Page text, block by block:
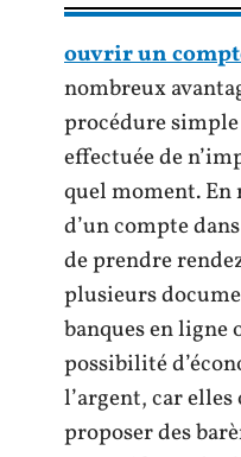
ouvrir un
nombreux
procédure
effectuée de
quel moment. En
d’un compte
de prendre
plusieurs
banques en ligne
possibilité
l’argent, car
proposer des